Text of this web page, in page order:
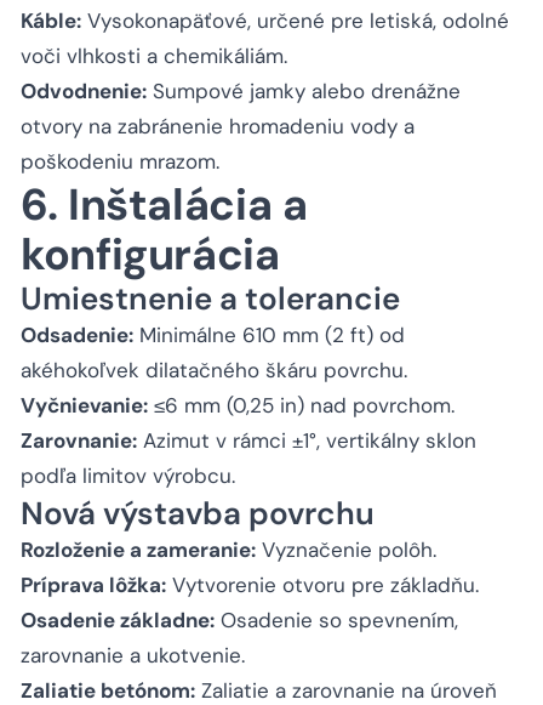
Káble: Vysokonapäťové, určené pre letiská, odolné
voči vlhkosti a chemikáliám.
Odvodnenie: Sumpové jamky alebo drenážne
otvory na zabránenie hromadeniu vody a
poškodeniu mrazom.
6. Inštalácia a
konfigurácia
Umiestnenie a tolerancie
Odsadenie: Minimálne 610 mm (2 ft) od
akéhokoľvek dilatačného škáru povrchu.
Vyčnievanie: ≤6 mm (0,25 in) nad povrchom.
Zarovnanie: Azimut v rámci ±1°, vertikálny sklon
podľa limitov výrobcu.
Nová výstavba povrchu
Rozloženie a zameranie: Vyznačenie polôh.
Príprava lôžka: Vytvorenie otvoru pre základňu.
Osadenie základne: Osadenie so spevnením,
zarovnanie a ukotvenie.
Zaliatie betónom: Zaliatie a zarovnanie na úroveň